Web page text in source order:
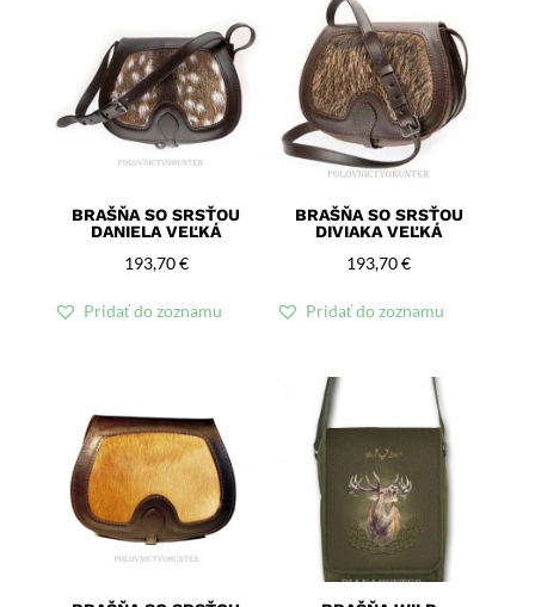
BRAŠŇA SO SRSŤOU
DANIELA VEĽKÁ
193,70€
Pridať do zoznamu
BRAŠŇA SO SRSŤOU
DIVIAKA VEĽKÁ
193,70€
Pridať do zoznamu